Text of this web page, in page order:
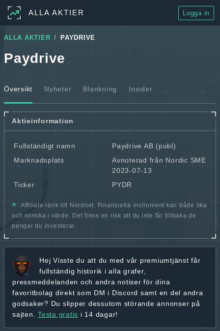
ALLA AKTIER Logga in
ALLA AKTIER PAYDRIVE
Paydrive
Översikt Nyheter Blankning Insider
Aktieinformation
Fullständigt namn
Paydrive AB (publ)
Marknadsplats
Avnoterad från Nordic SME
2023-07-13
Ticker
PYDR
Affiliate-länk till Nordnet. Finansiella instrument kan både öka
och minska i värde. Det finns en risk att du inte får tillbaka de
pengar du investerar.
Hej Visste du att du med vår premiumtjänst får
fullständig historik i alla grafer,
pressmeddelanden och andra notiser för dina
favoritbolag direkt som DM i Discord samt en del andra
godsaker? Du slipper dessutom störande annonser på
sajten. Testa gratis i 14 dagar!